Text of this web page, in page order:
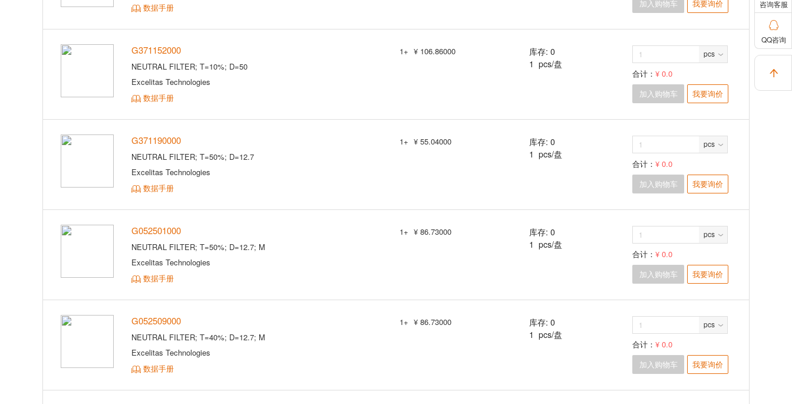
数据手册
加入购物车
我要询价
G371152000
NEUTRAL FILTER; T=10%; D=50
Excelitas Technologies
数据手册
1+ ¥ 106.86000
库存: 0
1 pcs/盘
pcs
合计： ¥ 0.0
加入购物车
我要询价
G371190000
NEUTRAL FILTER; T=50%; D=12.7
Excelitas Technologies
数据手册
1+ ¥ 55.04000
库存: 0
1 pcs/盘
pcs
合计： ¥ 0.0
加入购物车
我要询价
G052501000
NEUTRAL FILTER; T=50%; D=12.7; M
Excelitas Technologies
数据手册
1+ ¥ 86.73000
库存: 0
1 pcs/盘
pcs
合计： ¥ 0.0
加入购物车
我要询价
G052509000
NEUTRAL FILTER; T=40%; D=12.7; M
Excelitas Technologies
数据手册
1+ ¥ 86.73000
库存: 0
1 pcs/盘
pcs
合计： ¥ 0.0
加入购物车
我要询价
咨询客服

QQ咨询
